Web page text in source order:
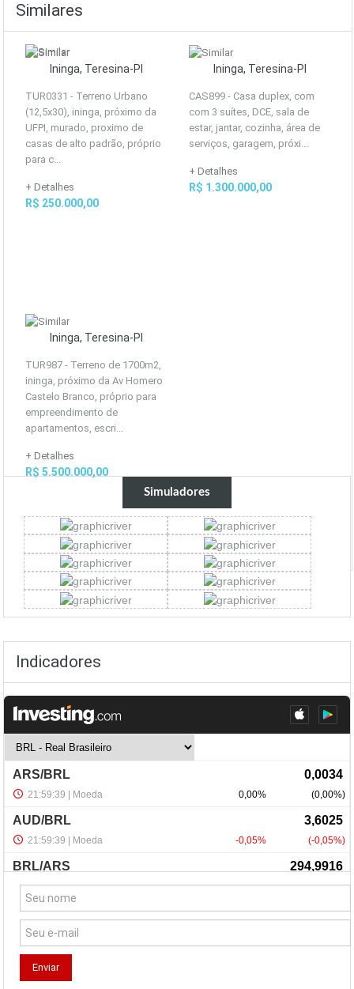
Similares
Ininga, Teresina-PI
TUR0331 - Terreno Urbano
(12,5x30), ininga, próximo da
UFPI, murado, proximo de
casas de alto padrão, próprio
para c...
+ Detalhes
R$ 250.000,00
Ininga, Teresina-PI
CAS899 - Casa duplex, com
com 3 suítes, DCE, sala de
estar, jantar, cozinha, área de
serviços, garagem, próxi...
+ Detalhes
R$ 1.300.000,00
Ininga, Teresina-PI
TUR987 - Terreno de 1700m2,
ininga, próximo da Av Homero
Castelo Branco, próprio para
empreendimento de
apartamentos, escri...
+ Detalhes
R$ 5.500.000,00
Simuladores
Indicadores
NewsLetter